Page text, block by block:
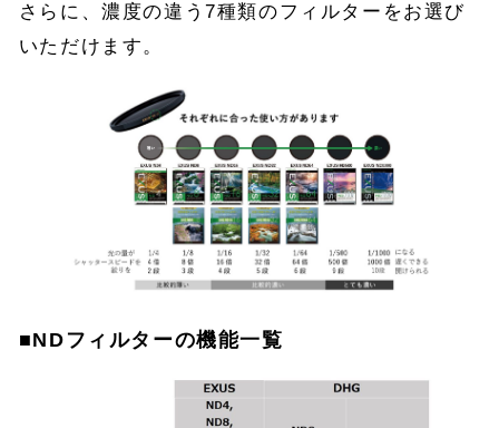
さらに、濃度の違う7種類のフィルターをお選び
いただけます。
■NDフィルターの機能一覧